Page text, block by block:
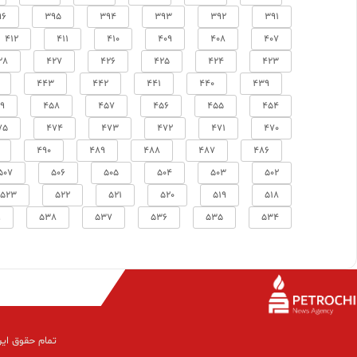
391
392
393
394
395
407
408
409
410
411
412
423
424
425
426
427
439
440
441
442
443
454
455
456
457
458
470
471
472
473
474
486
487
488
489
490
502
503
504
505
506
518
519
520
521
522
523
534
535
536
537
538
تمام حقوق